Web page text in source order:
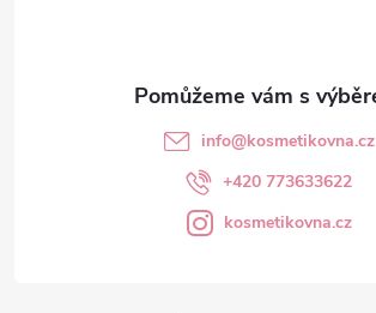
info@kosmetikovna.cz
+420 773633622
kosmetikovna.cz